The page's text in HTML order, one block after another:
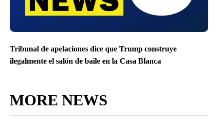
Tribunal de apelaciones dice que Trump construye
ilegalmente el salón de baile en la Casa Blanca
MORE NEWS